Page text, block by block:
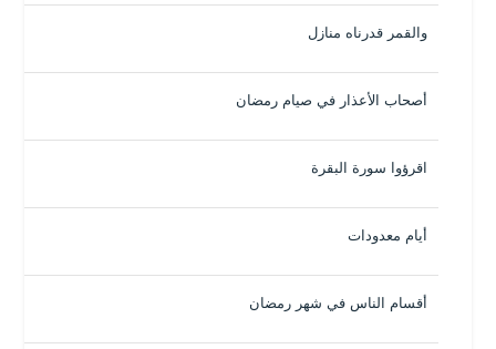
والقمر قدرناه منازل
أصحاب الأعذار في صيام رمضان
اقرؤوا سورة البقرة
أيام معدودات
أقسام الناس في شهر رمضان